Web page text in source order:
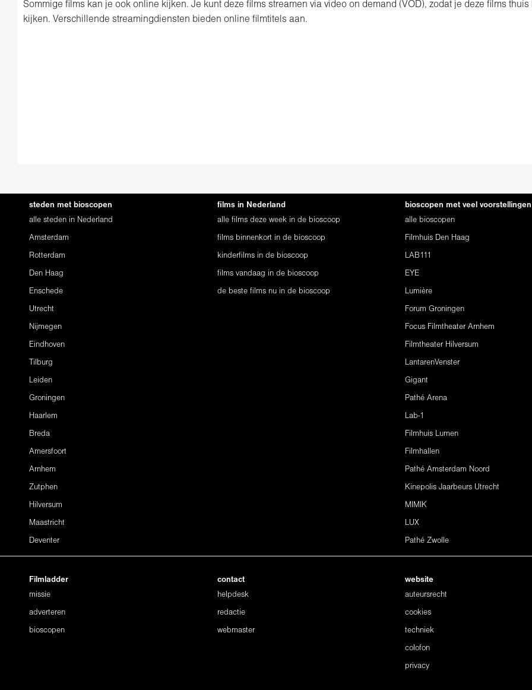
Sommige films kan je ook online kijken. Je kunt deze films streamen via video on demand (VOD), zodat je deze films thuis
kijken. Verschillende streamingdiensten bieden online filmtitels aan.
steden met bioscopen
alle steden in Nederland
Amsterdam
Rotterdam
Den Haag
Enschede
Utrecht
Nijmegen
Eindhoven
Tilburg
Leiden
Groningen
Haarlem
Breda
Amersfoort
Arnhem
Zutphen
Hilversum
Maastricht
Deventer
films in Nederland
alle films deze week in de bioscoop
films binnenkort in de bioscoop
kinderfilms in de bioscoop
films vandaag in de bioscoop
de beste films nu in de bioscoop
bioscopen met veel voorstellingen
alle bioscopen
Filmhuis Den Haag
LAB111
EYE
Lumière
Forum Groningen
Focus Filmtheater Arnhem
Filmtheater Hilversum
LantarenVenster
Gigant
Pathé Arena
Lab-1
Filmhuis Lumen
Filmhallen
Pathé Amsterdam Noord
Kinepolis Jaarbeurs Utrecht
MIMIK
LUX
Pathé Zwolle
Filmladder
missie
adverteren
bioscopen
contact
helpdesk
redactie
webmaster
website
auteursrecht
cookies
techniek
colofon
privacy